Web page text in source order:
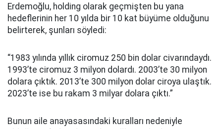
Erdemoğlu, holding olarak geçmişten bu yana
hedeflerinin her 10 yılda bir 10 kat büyüme olduğunu
belirterek, şunları söyledi:
“1983 yılında yıllık ciromuz 250 bin dolar civarındaydı.
1993’te ciromuz 3 milyon dolardı. 2003’te 30 milyon
dolara çıktık. 2013’te 300 milyon dolar ciroya ulaştık.
2023’te ise bu rakam 3 milyar dolara çıktı.”
Bunun aile anayasasındaki kuralları nedeniyle